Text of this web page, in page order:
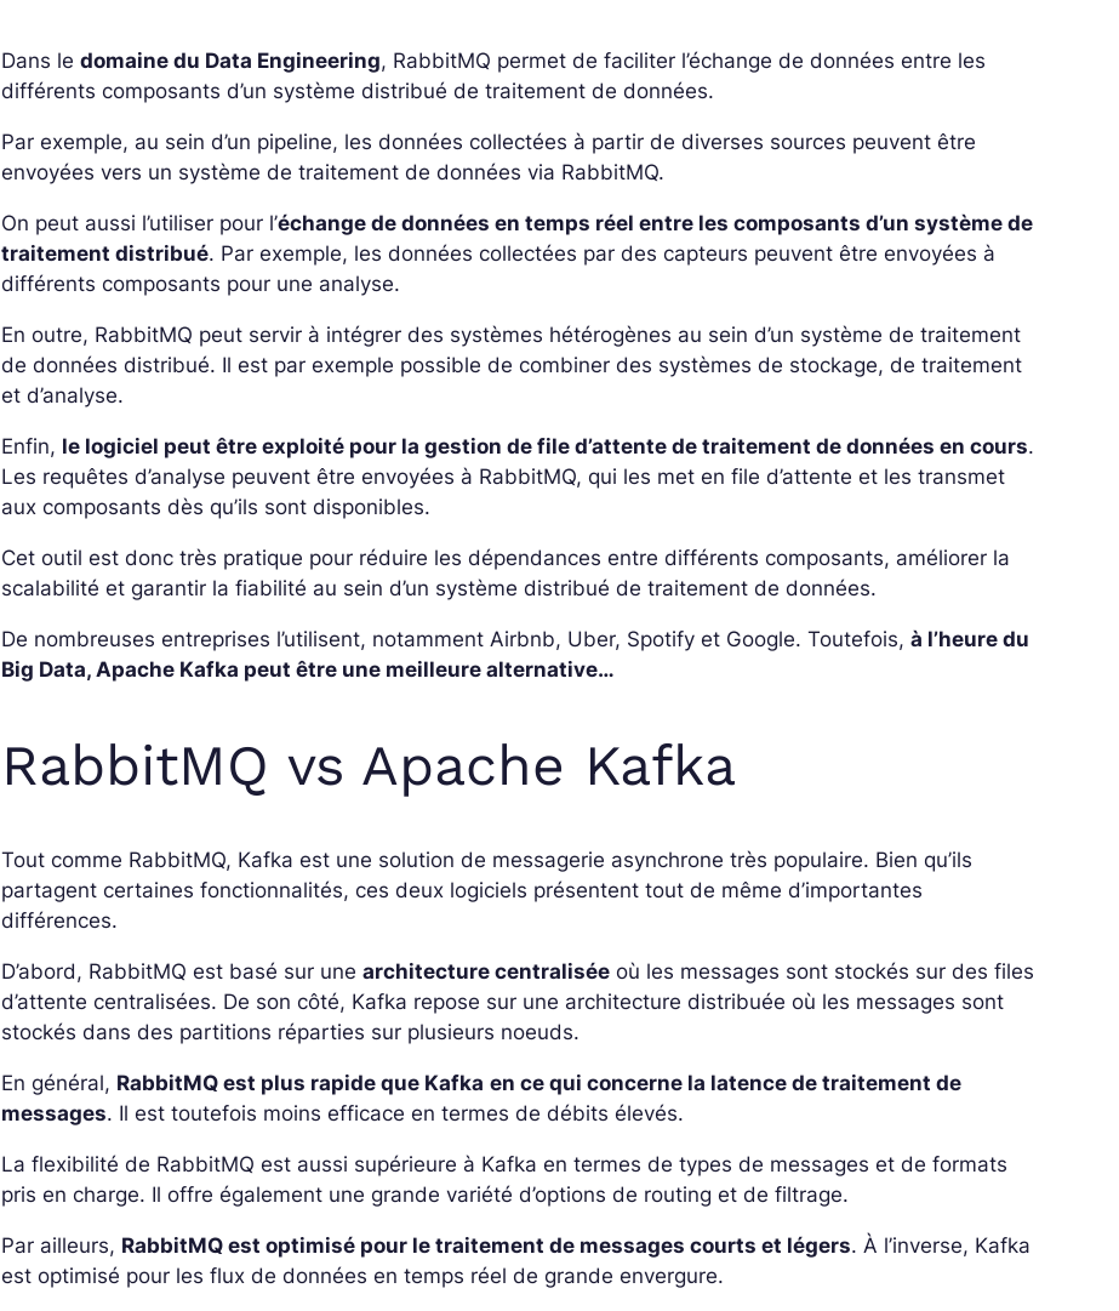
Dans ledomaine du Data Engineering, RabbitMQ permet de faciliter l’échange de données entre les
différents composants d’un système distribué de traitement de données.
Par exemple, au sein d’un pipeline, les données collectées à partir de diverses sources peuvent être
envoyées vers un système de traitement de données via RabbitMQ.
On peut aussi l’utiliser pour l’échange de données en temps réel entre les composants d’un système de
traitement distribué. Par exemple, les données collectées par des capteurs peuvent être envoyées à
différents composants pour une analyse.
En outre, RabbitMQ peut servir à intégrer des systèmes hétérogènes au sein d’un système de traitement
de données distribué. Il est par exemple possible de combiner des systèmes de stockage, de traitement
et d’analyse.
Enfin, le logiciel peut être exploité pour la gestion de file d’attente de traitement de données en cours.
Les requêtes d’analyse peuvent être envoyées à RabbitMQ, qui les met en file d’attente et les transmet
aux composants dès qu’ils sont disponibles.
Cet outil est donc très pratique pour réduire les dépendances entre différents composants, améliorer la
scalabilité et garantir la fiabilité au sein d’un système distribué de traitement de données.
De nombreuses entreprises l’utilisent, notamment Airbnb, Uber, Spotify et Google. Toutefois,à l’heure du
Big Data, Apache Kafka peut être une meilleure alternative…
RabbitMQ vs Apache Kafka
Tout comme RabbitMQ, Kafka est une solution de messagerie asynchrone très populaire. Bien qu’ils
partagent certaines fonctionnalités, ces deux logiciels présentent tout de même d’importantes
différences.
D’abord, RabbitMQ est basé sur unearchitecture centralisée où les messages sont stockés sur des files
d’attente centralisées. De son côté, Kafka repose sur une architecture distribuée où les messages sont
stockés dans des partitions réparties sur plusieurs noeuds.
En général, RabbitMQ est plus rapide que Kafka en ce qui concerne la latence de traitement de
messages. Il est toutefois moins efficace en termes de débits élevés.
La flexibilité de RabbitMQ est aussi supérieure à Kafka en termes de types de messages et de formats
pris en charge. Il offre également une grande variété d’options de routing et de filtrage.
Par ailleurs, RabbitMQ est optimisé pour le traitement de messages courts et légers. À l’inverse, Kafka
est optimisé pour les flux de données en temps réel de grande envergure.